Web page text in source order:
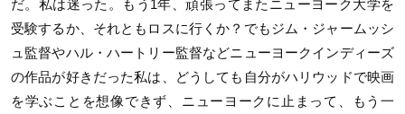
だ。私は迷った。もう1年、頑張ってまたニューヨーク大学を
受験するか、それともロスに行くか？でもジム・ジャームッシ
ュ監督やハル・ハートリー監督などニューヨークインディーズ
の作品が好きだった私は、どうしても自分がハリウッドで映画
を学ぶことを想像できず、ニューヨークに止まって、もう一